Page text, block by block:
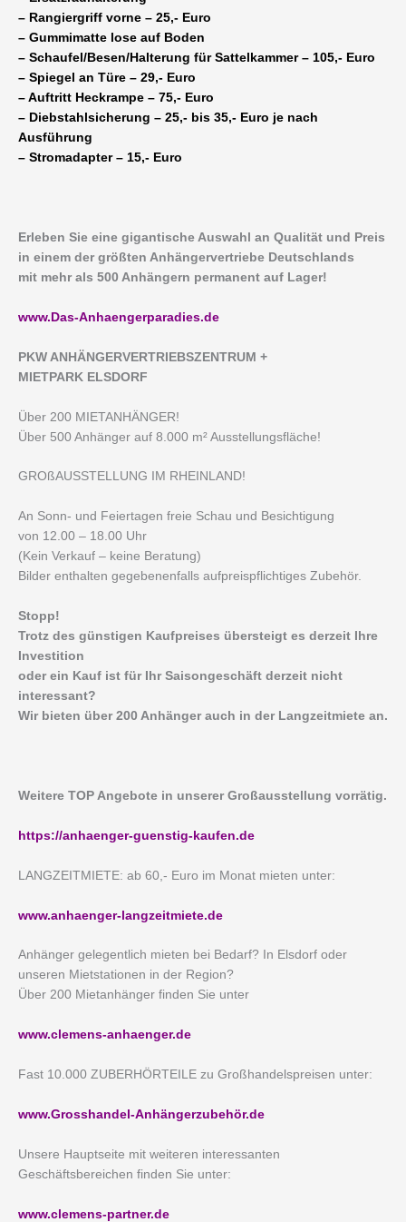
– Rangiergriff vorne – 25,- Euro
– Gummimatte lose auf Boden
– Schaufel/Besen/Halterung für Sattelkammer – 105,- Euro
– Spiegel an Türe – 29,- Euro
– Auftritt Heckrampe – 75,- Euro
– Diebstahlsicherung – 25,- bis 35,- Euro je nach
Ausführung
– Stromadapter – 15,- Euro
Erleben Sie eine gigantische Auswahl an Qualität und Preis
in einem der größten Anhängervertriebe Deutschlands
mit mehr als 500 Anhängern permanent auf Lager!
www.Das-Anhaengerparadies.de
PKW ANHÄNGERVERTRIEBSZENTRUM +
MIETPARK ELSDORF
Über 200 MIETANHÄNGER!
Über 500 Anhänger auf 8.000 m² Ausstellungsfläche!
GROßAUSSTELLUNG IM RHEINLAND!
An Sonn- und Feiertagen freie Schau und Besichtigung
von 12.00 – 18.00 Uhr
(Kein Verkauf – keine Beratung)
Bilder enthalten gegebenenfalls aufpreispflichtiges Zubehör.
Stopp!
Trotz des günstigen Kaufpreises übersteigt es derzeit Ihre
Investition
oder ein Kauf ist für Ihr Saisongeschäft derzeit nicht
interessant?
Wir bieten über 200 Anhänger auch in der Langzeitmiete an.
Weitere TOP Angebote in unserer Großausstellung vorrätig.
https://anhaenger-guenstig-kaufen.de
LANGZEITMIETE: ab 60,- Euro im Monat mieten unter:
www.anhaenger-langzeitmiete.de
Anhänger gelegentlich mieten bei Bedarf? In Elsdorf oder
unseren Mietstationen in der Region?
Über 200 Mietanhänger finden Sie unter
www.clemens-anhaenger.de
Fast 10.000 ZUBERHÖRTEILE zu Großhandelspreisen unter:
www.Grosshandel-Anhängerzubehör.de
Unsere Hauptseite mit weiteren interessanten
Geschäftsbereichen finden Sie unter:
www.clemens-partner.de